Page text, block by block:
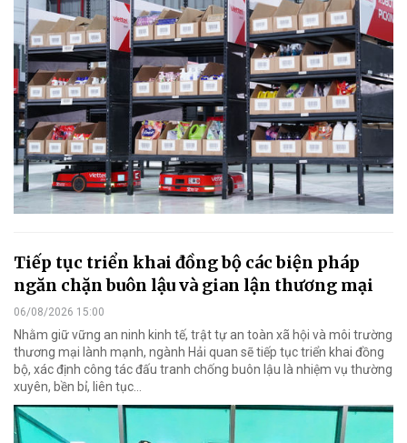
Tiếp tục triển khai đồng bộ các biện pháp
ngăn chặn buôn lậu và gian lận thương mại
06/08/2026 15:00
Nhằm giữ vững an ninh kinh tế, trật tự an toàn xã hội và môi trường
thương mại lành mạnh, ngành Hải quan sẽ tiếp tục triển khai đồng
bộ, xác định công tác đấu tranh chống buôn lậu là nhiệm vụ thường
xuyên, bền bỉ, liên tục…